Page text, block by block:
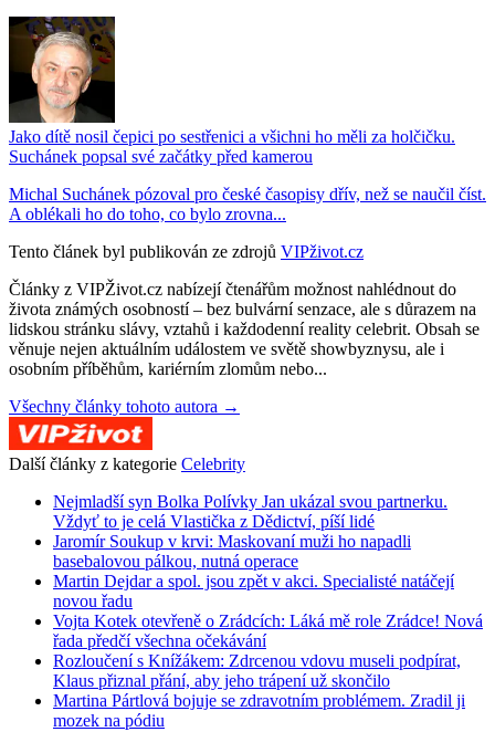
Jako dítě nosil čepici po sestřenici a všichni ho měli za holčičku.
Suchánek popsal své začátky před kamerou
Michal Suchánek pózoval pro české časopisy dřív, než se naučil číst.
A oblékali ho do toho, co bylo zrovna...
Tento článek byl publikován ze zdrojů VIPživot.cz
Články z VIPŽivot.cz nabízejí čtenářům možnost nahlédnout do
života známých osobností – bez bulvární senzace, ale s důrazem na
lidskou stránku slávy, vztahů i každodenní reality celebrit. Obsah se
věnuje nejen aktuálním událostem ve světě showbyznysu, ale i
osobním příběhům, kariérním zlomům nebo...
Všechny články tohoto autora →
Další články z kategorie Celebrity
Nejmladší syn Bolka Polívky Jan ukázal svou partnerku.
Vždyť to je celá Vlastička z Dědictví, píší lidé
Jaromír Soukup v krvi: Maskovaní muži ho napadli
basebalovou pálkou, nutná operace
Martin Dejdar a spol. jsou zpět v akci. Specialisté natáčejí
novou řadu
Vojta Kotek otevřeně o Zrádcích: Láká mě role Zrádce! Nová
řada předčí všechna očekávání
Rozloučení s Knížákem: Zdrcenou vdovu museli podpírat,
Klaus přiznal přání, aby jeho trápení už skončilo
Martina Pártlová bojuje se zdravotním problémem. Zradil ji
mozek na pódiu